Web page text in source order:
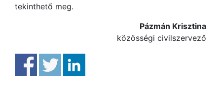
tekinthető meg.
Pázmán Krisztina
közösségi civilszervező